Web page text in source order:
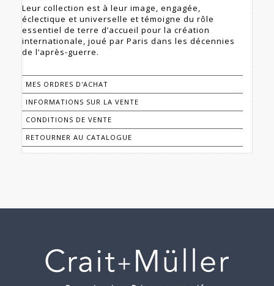
Leur collection est à leur image, engagée,
éclectique et universelle et témoigne du rôle
essentiel de terre d’accueil pour la création
internationale, joué par Paris dans les décennies
de l’après-guerre.
MES ORDRES D'ACHAT
INFORMATIONS SUR LA VENTE
CONDITIONS DE VENTE
RETOURNER AU CATALOGUE